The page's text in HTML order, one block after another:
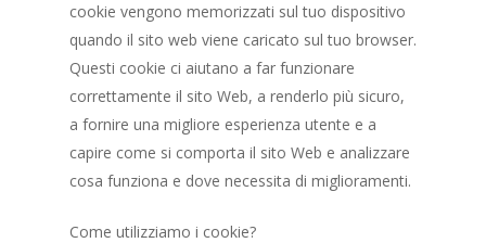
cookie vengono memorizzati sul tuo dispositivo
quando il sito web viene caricato sul tuo browser.
Questi cookie ci aiutano a far funzionare
correttamente il sito Web, a renderlo più sicuro,
a fornire una migliore esperienza utente e a
capire come si comporta il sito Web e analizzare
cosa funziona e dove necessita di miglioramenti.
Come utilizziamo i cookie?